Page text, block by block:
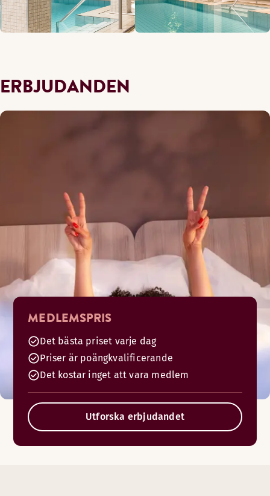
ERBJUDANDEN
MEDLEMSPRIS
Det bästa priset varje dag
Priser är poängkvalificerande
Det kostar inget att vara medlem
Utforska erbjudandet